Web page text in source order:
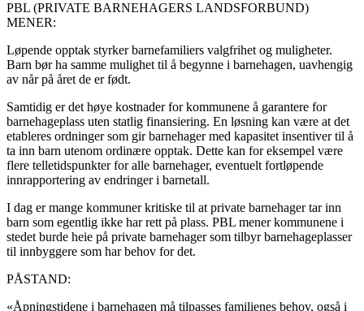
PBL (PRIVATE BARNEHAGERS LANDSFORBUND)
MENER:
Løpende opptak styrker barnefamiliers valgfrihet og muligheter.
Barn bør ha samme mulighet til å begynne i barnehagen, uavhengig
av når på året de er født.
Samtidig er det høye kostnader for kommunene å garantere for
barnehageplass uten statlig finansiering. En løsning kan være at det
etableres ordninger som gir barnehager med kapasitet insentiver til å
ta inn barn utenom ordinære opptak. Dette kan for eksempel være
flere telletidspunkter for alle barnehager, eventuelt fortløpende
innrapportering av endringer i barnetall.
I dag er mange kommuner kritiske til at private barnehager tar inn
barn som egentlig ikke har rett på plass. PBL mener kommunene i
stedet burde heie på private barnehager som tilbyr barnehageplasser
til innbyggere som har behov for det.
PÅSTAND:
«Åpningstidene i barnehagen må tilpasses familienes behov, også i